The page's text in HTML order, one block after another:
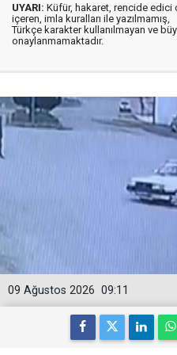
UYARI: Küfür, hakaret, rencide edici
içeren, imla kuralları ile yazılmamış,
Türkçe karakter kullanılmayan ve
onaylanmamaktadır.
09:11
09 Ağustos 2026